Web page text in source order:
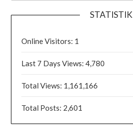
STATISTIK
Online Visitors: 1
Last 7 Days Views:4,780
Total Views: 1,161,166
Total Posts: 2,601